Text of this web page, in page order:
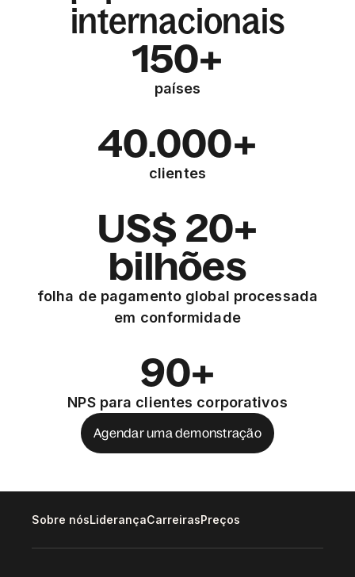
internacionais
150+
países
40.000+
clientes
US$ 20+
bilhões
folha de pagamento global processada
em conformidade
90+
NPS para clientes corporativos
Agendar uma demonstração
Sobre nósLiderançaCarreirasPreços